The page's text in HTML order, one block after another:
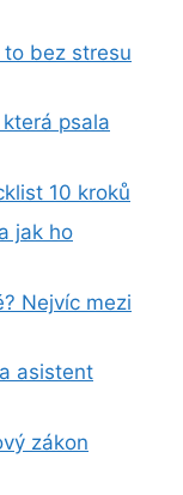
to bez stresu
psala
10 kroků
jak ho
Nejvíc mezi
asistent
zákon